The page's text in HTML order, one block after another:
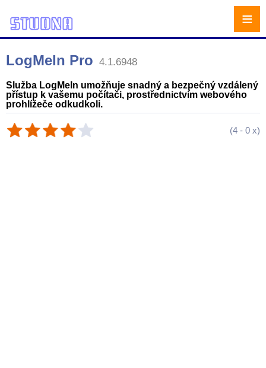
LogMeIn Pro 4.1.6948
Služba LogMeIn umožňuje snadný a bezpečný vzdálený
přístup k vašemu počítači, prostřednictvím webového
prohlížeče odkudkoli.
(4 - 0 x)
≡